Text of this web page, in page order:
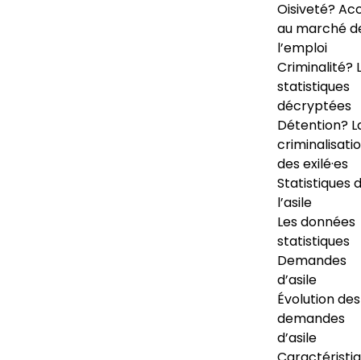
Oisiveté?
au marché
l’emploi
Criminalité?
statistiques
décryptées
Détention?
des exilé·es
Statistiques
l’asile
Les données
statistiques
Demandes
d’asile
Évolution des
demandes
d’asile